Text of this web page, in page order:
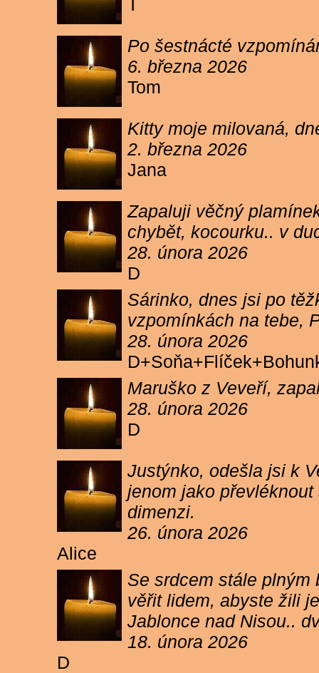
T
Po šestnácté
6. března 2026
Tom
Kitty moje milovaná,
2. března 2026
Jana
Zapaluji věčný
chybět, kocourku.. v
28. února 2026
D
Sárinko, dnes jsi po
vzpomínkách na tebe,
28. února 2026
Maruško z Veveří,
28. února 2026
D
Justýnko, odešla jsi k
jenom jako
dimenzi.
26. února 2026
Alice
Se srdcem stále
věřit lidem, abyste žili
Jablonce nad Nisou..
18. února 2026
D